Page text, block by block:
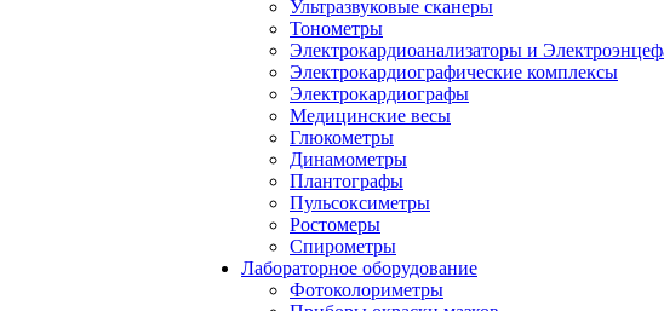
Ультразвуковые сканеры
Тонометры
Электрокардиоанализаторы и
Электрокардиографические комплексы
Электрокардиографы
Медицинские весы
Глюкометры
Динамометры
Плантографы
Пульсоксиметры
Ростомеры
Спирометры
Лабораторное оборудование
Фотоколориметры